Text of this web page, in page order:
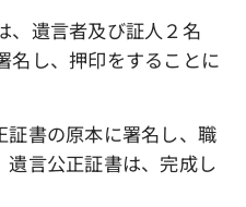
、遺言者及び証人２名
名し、押印をすることに
証書の原本に署名し、職
遺言公正証書は、完成し